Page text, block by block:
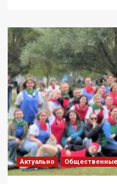
Актуально Общественные